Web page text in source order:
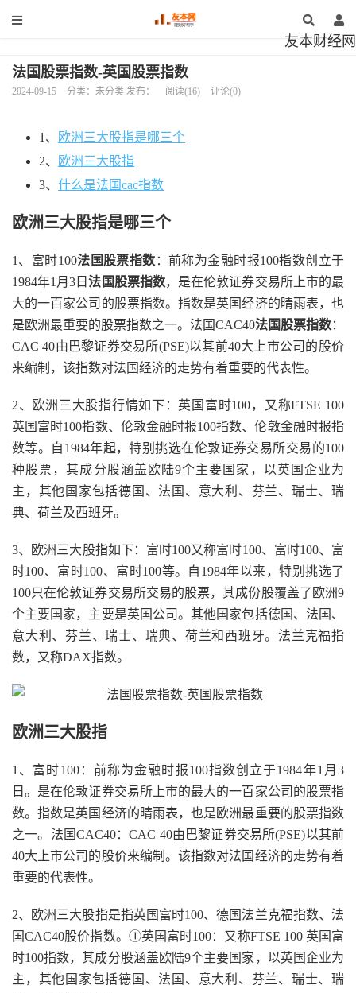
友本财经网
法国股票指数-英国股票指数
2024-09-15 分类：未分类 发布： 阅读(16) 评论(0)
1、
欧洲三大股指是哪三个
2、
欧洲三大股指
3、 什么是法国cac指数
欧洲三大股指是哪三个
1、富时100法国股票指数 ：前称为金融时报100指数创立于
1984年1月3日法国股票指数，是在伦敦证券交易所上市的最
大的一百家公司的股票指数。指数是英国经济的晴雨表，也
是欧洲最重要的股票指数之一。法国CAC40法国股票指数：
CAC 40由巴黎证券交易所(PSE)以其前40大上市公司的股价
来编制，该指数对法国经济的走势有着重要的代表性。
2、欧洲三大股指行情如下：英国富时100，又称FTSE 100
英国富时100指数、伦敦金融时报100指数、伦敦金融时报指
数等。自1984年起，特别挑选在伦敦证券交易所交易的100
种股票，其成分股涵盖欧陆9个主要国家，以英国企业为
主，其他国家包括德国、法国、意大利、芬兰、瑞士、瑞
典、荷兰及西班牙。
3、欧洲三大股指如下：富时100又称富时100、富时100、富
时100、富时100、富时100等。自1984年以来，特别挑选了
100只在伦敦证券交易所交易的股票，其成份股覆盖了欧洲9
个主要国家，主要是英国公司。其他国家包括德国、法国、
意大利、芬兰、瑞士、瑞典、荷兰和西班牙。法兰克福指
数，又称DAX指数。
欧洲三大股指
1、富时100：前称为金融时报100指数创立于1984年1月3
日。是在伦敦证券交易所上市的最大的一百家公司的股票指
数。指数是英国经济的晴雨表，也是欧洲最重要的股票指数
之一。法国CAC40：CAC 40由巴黎证券交易所(PSE)以其前
40大上市公司的股价来编制。该指数对法国经济的走势有着
重要的代表性。
2、欧洲三大股指是指英国富时100、德国法兰克福指数、法
国CAC40股价指数。①英国富时100：又称FTSE 100 英国富
时100指数，其成分股涵盖欧陆9个主要国家，以英国企业为
主，其他国家包括德国、法国、意大利、芬兰、瑞士、瑞